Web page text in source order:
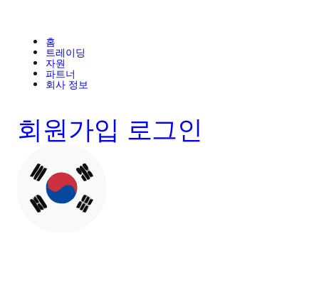
홈
트레이딩
자원
파트너
회사 정보
회원가입 로그인